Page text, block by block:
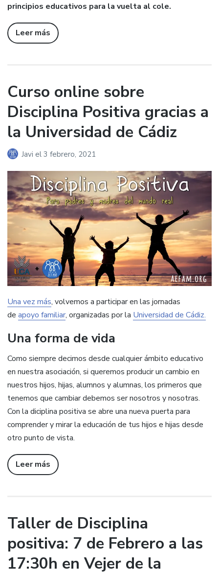
principios educativos para la vuelta al cole.
Leer más
Curso online sobre
Disciplina Positiva gracias a
la Universidad de Cádiz
Javi el 3 febrero, 2021
Una vez más, volvemos a participar en las jornadas
de apoyo familiar, organizadas por la Universidad de Cádiz.
Una forma de vida
Como siempre decimos desde cualquier ámbito educativo
en nuestra asociación, si queremos producir un cambio en
nuestros hijos, hijas, alumnos y alumnas, los primeros que
tenemos que cambiar debemos ser nosotros y nosotras.
Con la diciplina positiva se abre una nueva puerta para
comprender y mirar la educación de tus hijos e hijas desde
otro punto de vista.
Leer más
Taller de Disciplina
positiva: 7 de Febrero a las
17:30h en Vejer de la